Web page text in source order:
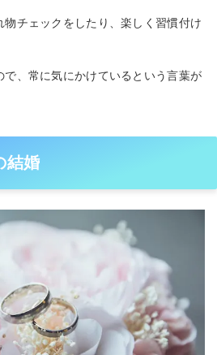
チェックをしたり、楽しく習慣付け
、常に気にかけているという言葉が
結婚